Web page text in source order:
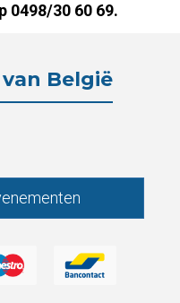
0498/30 60 69.
België